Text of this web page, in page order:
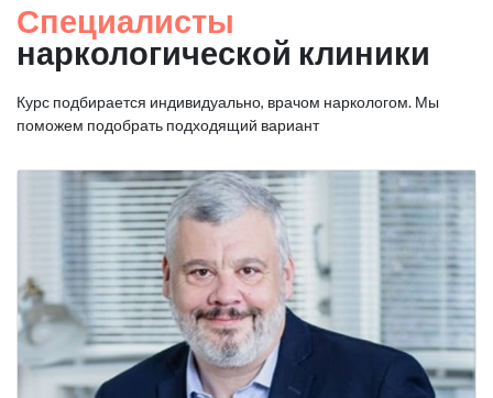
Специалисты
наркологической клиники
Курс подбирается индивидуально, врачом наркологом. Мы
поможем подобрать подходящий вариант